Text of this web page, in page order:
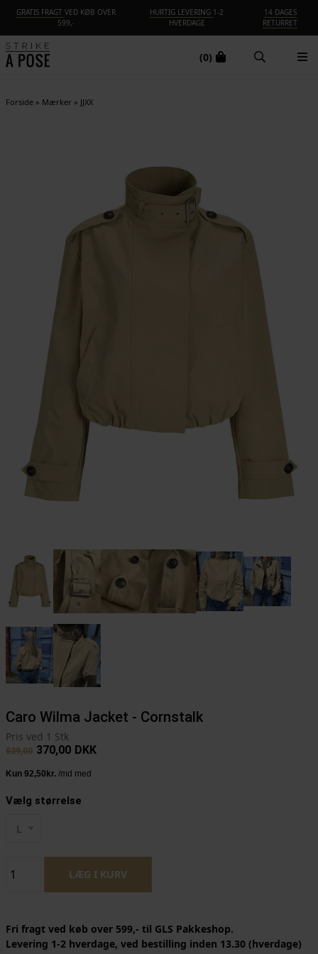
GRATIS FRAGT VED KØB OVER
599,-
HURTIG LEVERING 1-2
HVERDAGE
14 DAGES
RETURRET
(0)
Forside» Mærker » JJXX
Caro Wilma Jacket - Cornstalk
Pris ved 1 Stk
529,00 370,00 DKK
Vælg størrelse
L
Fri fragt ved køb over 599,- til GLS Pakkeshop.
Levering 1-2 hverdage, ved bestilling inden 13.30 (hverdage)